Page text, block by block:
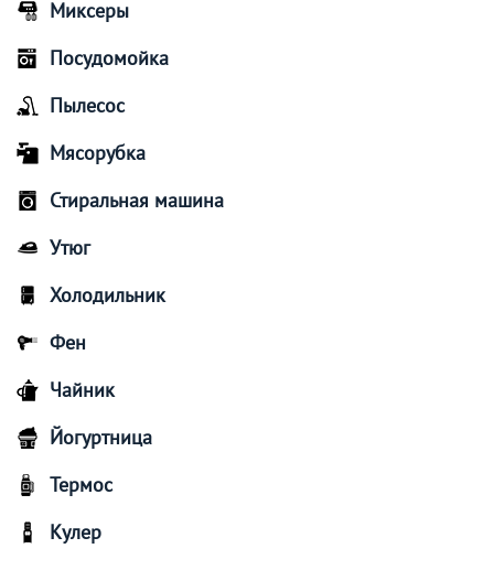
Миксеры
Посудомойка
Пылесос
Мясорубка
Стиральная машина
Утюг
Холодильник
Фен
Чайник
Йогуртница
Термос
Кулер